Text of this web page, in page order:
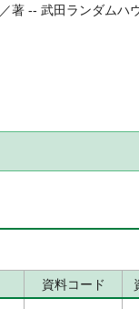
著 -- 武田ランダムハ
資料コード